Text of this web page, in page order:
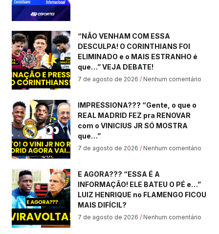
“NÃO VENHAM COM ESSA
DESCULPA! O CORINTHIANS FOI
ELIMINADO e o MAIS ESTRANHO é
que…” VEJA DEBATE!
7 de agosto de 2026 Nenhum comentário
IMPRESSIONA??? “Gente, o que o
REAL MADRID FEZ pra RENOVAR
com o VINICIUS JR SÓ MOSTRA
que…”
7 de agosto de 2026 Nenhum comentário
E AGORA??? “ESSA É A
INFORMAÇÃO! ELE BATEU O PÉ e…”
LUIZ HENRIQUE no FLAMENGO FICOU
MAIS DIFÍCIL?
7 de agosto de 2026 Nenhum comentário